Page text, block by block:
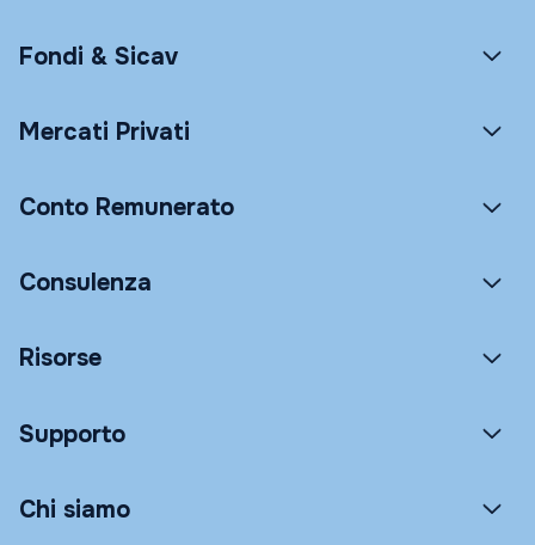
Fondi & Sicav
Mercati Privati
Conto Remunerato
Consulenza
Risorse
Supporto
Chi siamo